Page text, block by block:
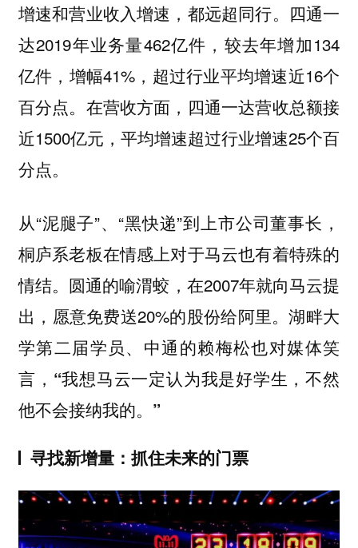
增速和营业收入增速，都远超同行。四通一
达2019年业务量462亿件，较去年增加134
亿件，增幅41%，超过行业平均增速近16个
百分点。在营收方面，四通一达营收总额接
近1500亿元，平均增速超过行业增速25个百
分点。
从“泥腿子”、“黑快递”到上市公司董事长，
桐庐系老板在情感上对于马云也有着特殊的
情结。圆通的喻渭蛟，在2007年就向马云提
出，愿意免费送20%的股份给阿里。湖畔大
学第二届学员、中通的赖梅松也对媒体笑
言，“我想马云一定认为我是好学生，不然
他不会接纳我的。”
寻找新增量：抓住未来的门票